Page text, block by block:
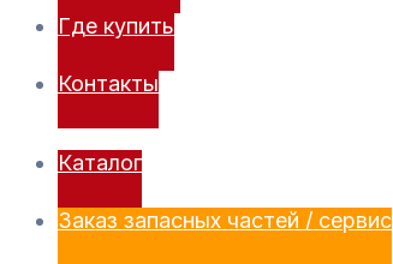
Где купить
Контакты
Каталог
Заказ запасных частей / сервис